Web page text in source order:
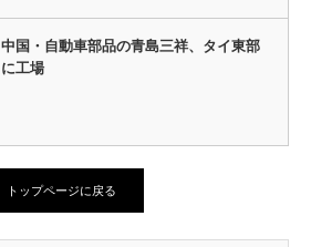
中国・自動車部品の青島三祥、タイ東部
に工場
トップページに戻る